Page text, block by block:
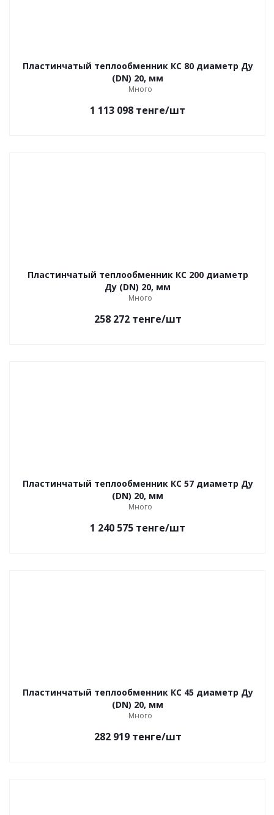
Пластинчатый теплообменник КС 80 диаметр Ду
(DN) 20, мм
Много
1 113 098 тенге/шт
Пластинчатый теплообменник КС 200 диаметр
Ду (DN) 20, мм
Много
258 272тенге/шт
Пластинчатый теплообменник КС 57 диаметр Ду
(DN) 20, мм
Много
1 240 575 тенге/шт
Пластинчатый теплообменник КС 45 диаметр Ду
(DN) 20, мм
Много
282 919тенге/шт